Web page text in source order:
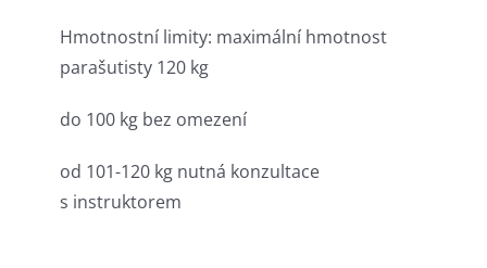
Hmotnostní limity: maximální hmotnost
parašutisty 120 kg
do 100 kg bez omezení
od 101-120 kg nutná konzultace
s instruktorem